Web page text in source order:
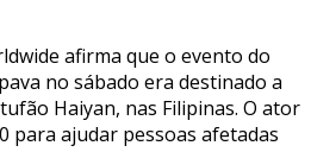
afirma que o evento do
no sábado era destinado a
Haiyan, nas Filipinas. O ator
para ajudar pessoas afetadas